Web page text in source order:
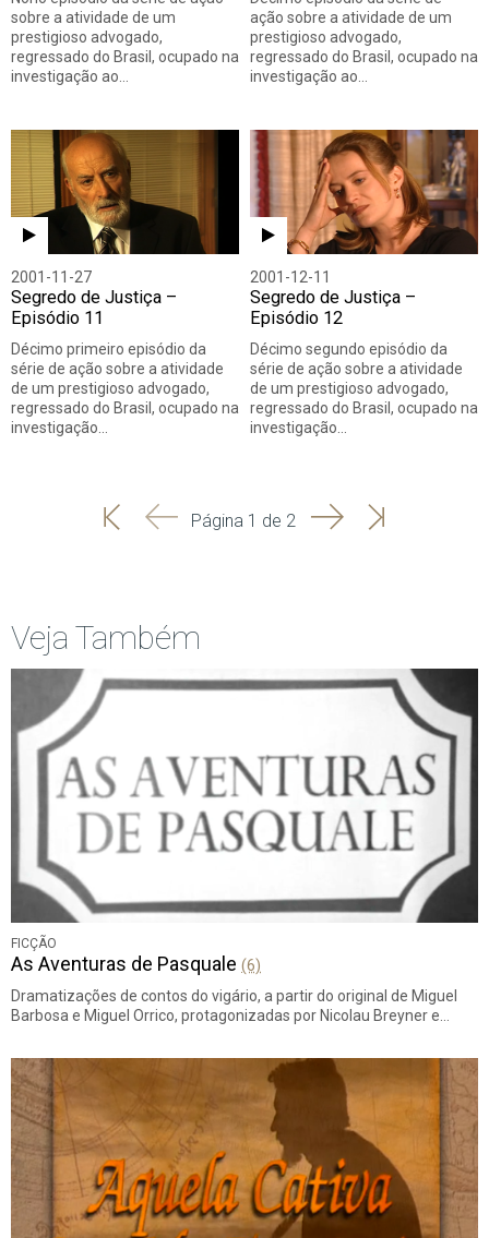
sobre a atividade de um
prestigioso advogado,
regressado do Brasil, ocupado na
investigação ao…
ação sobre a atividade de um
prestigioso advogado,
regressado do Brasil, ocupado na
investigação ao…
2001-11-27
Segredo de Justiça –
Episódio 11
Décimo primeiro episódio da
série de ação sobre a atividade
de um prestigioso advogado,
regressado do Brasil, ocupado na
investigação…
2001-12-11
Segredo de Justiça –
Episódio 12
Décimo segundo episódio da
série de ação sobre a atividade
de um prestigioso advogado,
regressado do Brasil, ocupado na
investigação…
'
'
Página 1 de 2 SeguinteÚltima
Veja Também
FICÇÃO
As Aventuras de Pasquale (6)
Dramatizações de contos do vigário, a partir do original de Miguel
Barbosa e Miguel Orrico, protagonizadas por Nicolau Breyner e…